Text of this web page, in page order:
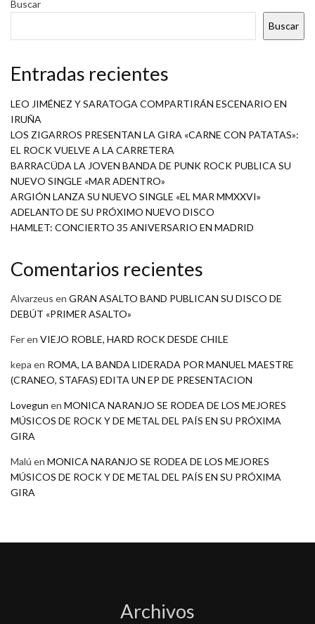
Buscar
Buscar
Entradas recientes
LEO JIMÉNEZ Y SARATOGA COMPARTIRÁN ESCENARIO EN
IRUÑA
LOS ZIGARROS PRESENTAN LA GIRA «CARNE CON PATATAS»:
EL ROCK VUELVE A LA CARRETERA
BARRACÜDA LA JOVEN BANDA DE PUNK ROCK PUBLICA SU
NUEVO SINGLE «MAR ADENTRO»
ARGIÓN LANZA SU NUEVO SINGLE «EL MAR MMXXVI»
ADELANTO DE SU PRÓXIMO NUEVO DISCO
HAMLET: CONCIERTO 35 ANIVERSARIO EN MADRID
Comentarios recientes
Alvarzeus en GRAN ASALTO BAND PUBLICAN SU DISCO DE
DEBÚT «PRIMER ASALTO»
Feren VIEJO ROBLE, HARD ROCK DESDE CHILE
kepa en ROMA, LA BANDA LIDERADA POR MANUEL MAESTRE
(CRANEO, STAFAS) EDITA UN EP DE PRESENTACION
Lovegun en MONICA NARANJO SE RODEA DE LOS MEJORES
MÚSICOS DE ROCK Y DE METAL DEL PAÍS EN SU PRÓXIMA
GIRA
Malú en MONICA NARANJO SE RODEA DE LOS MEJORES
MÚSICOS DE ROCK Y DE METAL DEL PAÍS EN SU PRÓXIMA
GIRA
Archivos